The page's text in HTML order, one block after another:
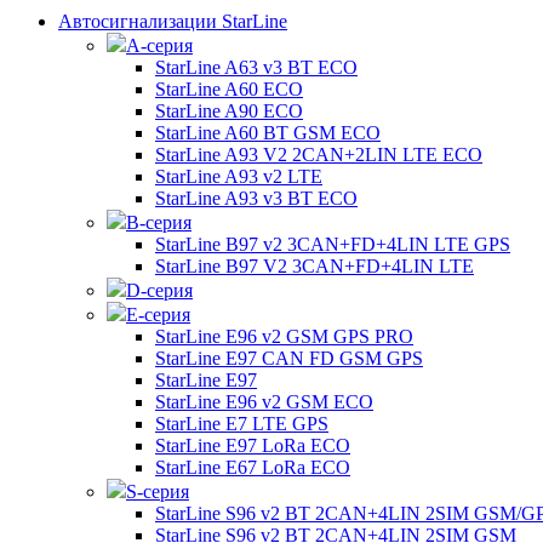
Автосигнализации StarLine
А-серия
StarLine A63 v3 BT ECO
StarLine A60 ECO
StarLine A90 ECO
StarLine A60 BT GSM ECO
StarLine A93 V2 2CAN+2LIN LTE ECO
StarLine A93 v2 LTE
StarLine A93 v3 BT ECO
B-серия
StarLine B97 v2 3CAN+FD+4LIN LTE GPS
StarLine B97 V2 3CAN+FD+4LIN LTE
D-серия
E-серия
StarLine E96 v2 GSM GPS PRO
StarLine E97 CAN FD GSM GPS
StarLine E97
StarLine E96 v2 GSM ECO
StarLine E7 LTE GPS
StarLine E97 LoRa ECO
StarLine E67 LoRa ECO
S-серия
StarLine S96 v2 BT 2CAN+4LIN 2SIM GSM/
StarLine S96 v2 BT 2CAN+4LIN 2SIM GSM